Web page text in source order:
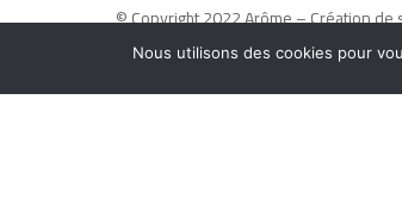
© Copyright 2022 Arôme –Création
Avignon :Arôme–Mentions légales–
Nous utilisons des cookies pour